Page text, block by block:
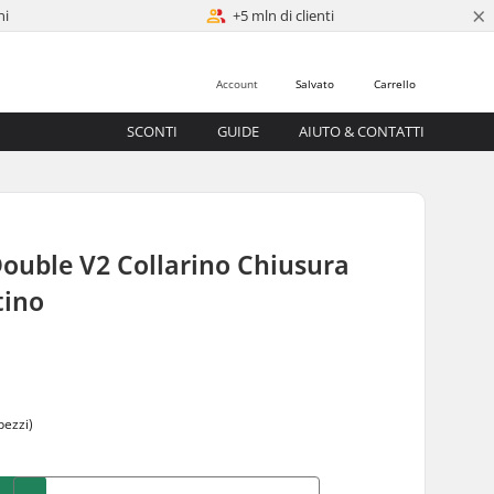
+5 mln di clienti ×
Carrello
Salvato
Account
SCONTI GUIDE AIUTO & CONTATTI
V2 Collarino Chiusura